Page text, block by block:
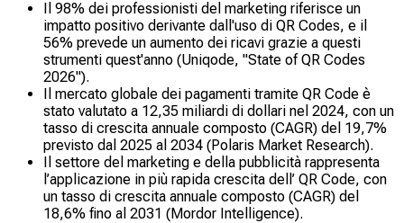
Il 98% dei professionisti del marketing riferisce un
impatto positivo derivante dall'uso di QR Codes, e il
56% prevede un aumento dei ricavi grazie a questi
strumenti quest'anno (Uniqode, "State of QR Codes
2026").
Il mercato globale dei pagamenti tramite QR Code è
stato valutato a 12,35 miliardi di dollari nel 2024, con un
tasso di crescita annuale composto (CAGR) del 19,7%
previsto dal 2025 al 2034 (Polaris Market Research).
Il settore del marketing e della pubblicità rappresenta
l’applicazione in più rapida crescita dell’ QR Code, con
un tasso di crescita annuale composto (CAGR) del
18,6% fino al 2031 (Mordor Intelligence).